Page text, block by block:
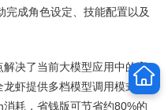
完成角色设定、技能配置以及
决了当前大模型应用中的高
虾提供多档模型调用模式。
耗，省钱版可节省约80%的